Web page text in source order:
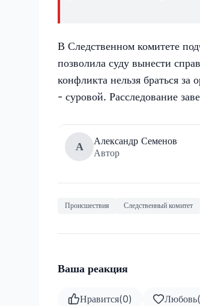
В Следственном комитете
позволила суду вынести
конфликта нельзя браться
- суровой. Расследование
А
Александр Семенов
Автор
Происшествия Следственный комитет
Ваша реакция
Нравится(0) Любовь(